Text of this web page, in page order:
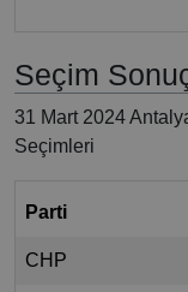
Seçim
31 Mart 2024
Seçimleri
Parti
CHP